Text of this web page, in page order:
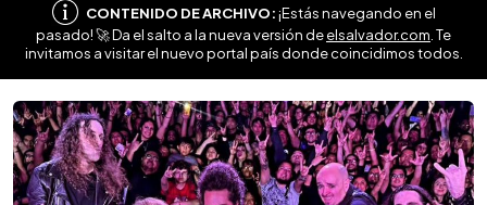
CONTENIDO DE ARCHIVO:¡Estás navegando en el
pasado! 🚀 Da el salto a la nueva versión deelsalvador.com . Te
invitamos a visitar el nuevo portal país donde coincidimos todos.